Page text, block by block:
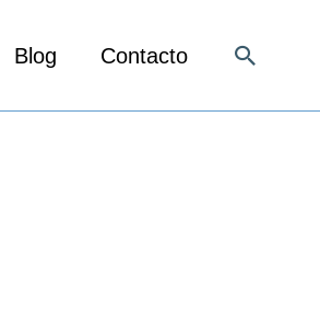
Blog Contacto Buscar